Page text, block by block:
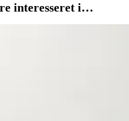
interesseret i…